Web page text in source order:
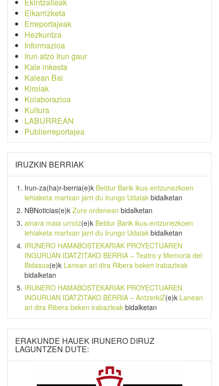
Elkarrizketa
Erreportajeak
Hezkuntza
Informazioa
Irun atzo Irun gaur
Kale inkesta
Kalean Bai
Kirolak
Kolaborazioa
Kultura
LABURREAN
Publierreportajea
IRUZKIN BERRIAK
Irun-za(ha)r-berria(e)k Beldur Barik ikus-entzunezkoen
lehiaketa martxan jarri du Irungo Udalak bidalketan
NBNoticias(e)k Zure ordenean bidalketan
ainara maia urrotz(e)k Beldur Barik ikus-entzunezkoen
lehiaketa martxan jarri du Irungo Udalak bidalketan
IRUNERO HAMABOSTEKARIAK PROYECTUAREN
INGURUAN IDATZITAKO BERRIA – Teatro y Memoria del
Bidasoa(e)k Lanean ari dira Ribera beken irabazleak
bidalketan
IRUNERO HAMABOSTEKARIAK PROYECTUAREN
INGURUAN IDATZITAKO BERRIA – AntzerkiZ(e)k Lanean
ari dira Ribera beken irabazleak bidalketan
ERAKUNDE HAUEK IRUNERO DIRUZ
LAGUNTZEN DUTE: